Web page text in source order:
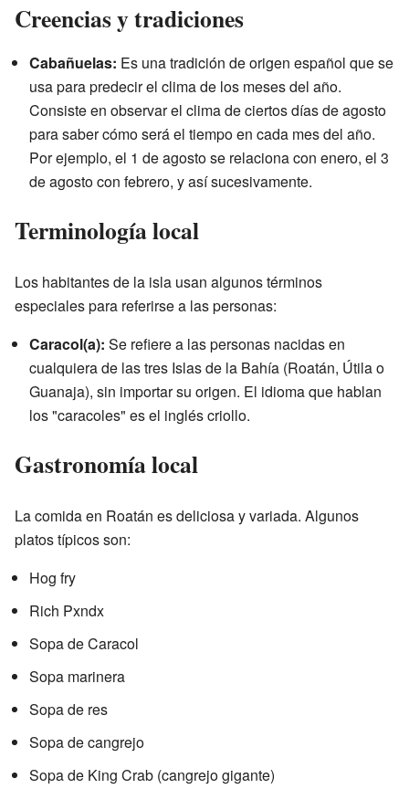
Creencias y tradiciones
Cabañuelas: Es una tradición de origen español que se
usa para predecir el clima de los meses del año.
Consiste en observar el clima de ciertos días de agosto
para saber cómo será el tiempo en cada mes del año.
Por ejemplo, el 1 de agosto se relaciona con enero, el 3
de agosto con febrero, y así sucesivamente.
Terminología local
Los habitantes de la isla usan algunos términos
especiales para referirse a las personas:
Caracol(a): Se refiere a las personas nacidas en
cualquiera de las tres Islas de la Bahía (Roatán, Útila o
Guanaja), sin importar su origen. El idioma que hablan
los "caracoles" es el inglés criollo.
Gastronomía local
La comida en Roatán es deliciosa y variada. Algunos
platos típicos son:
Hog fry
Rich Pxndx
Sopa de Caracol
Sopa marinera
Sopa de res
Sopa de cangrejo
Sopa de King Crab (cangrejo gigante)